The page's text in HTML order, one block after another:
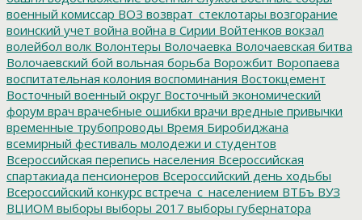
военный комиссар ВОЗ возврат_стеклотары возгорание
воинский учет война война в Сирии Войтенков вокзал
волейбол волк Волонтеры Волочаевка Волочаевская битва
Волочаевский бой вольная борьба Ворожбит Воропаева
воспитательная колония воспоминания Востокцемент
Восточный военный округ Восточный экономический
форум врач врачебные ошибки врачи вредные привычки
временные трубопроводы Время Биробиджана
всемирный фестиваль молодежи и студентов
Всероссийская перепись населения Всероссийская
спартакиада пенсионеров Всероссийский день ходьбы
Всероссийский конкурс встреча_с_населением ВТБъ ВУЗ
ВЦИОМ выборы выборы 2017 выборы губернатора